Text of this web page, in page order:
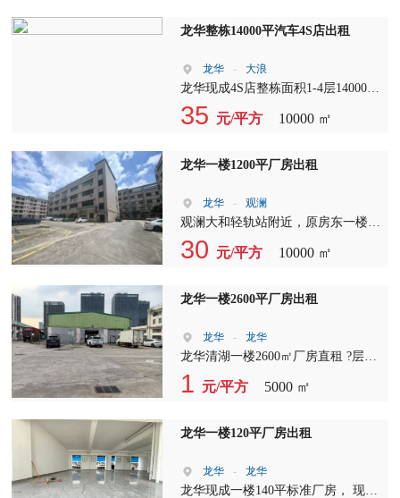
防齐全 灵活分割，大小户型均可调
加工、电商仓库、物流中转、组装车
间、仓储备货、轻型生产等 交通便
利，临近汽车站，招工方便，随时空
置可入驻，价格面议
龙华整栋14000平汽车4S店出租
龙华 - 大浪
龙华现成4S店整栋面积1-4层14000
平， 园区形象好空地大，一楼层高
5.5米，二楼层高4.5米， 配有消防喷
车载电梯。含200个固定车位. 适合做
35 元/平方 10000 ㎡
龙华一楼1200平厂房出租
龙华 - 观澜
观澜大和轻轨站附近，原房东一楼
1200平， 层高5米，实际面积出租，
30 元/平方 10000 ㎡
龙华一楼2600平厂房出租
龙华 - 龙华
龙华清湖一楼2600㎡厂房直租 ?层高8
米，整层无立柱，大开间通透，空间
利用率拉满 ?一楼主干道旁，空地
捷 ?承载力强，可装行车、可搭隔
齐全，消防完善，可整租可分租，行
业限制宽松 适合：机械加工、五金
1 元/平方 5000 ㎡
龙华一楼120平厂房出租
龙华 - 龙华
龙华现成一楼140平标准厂房， 现有